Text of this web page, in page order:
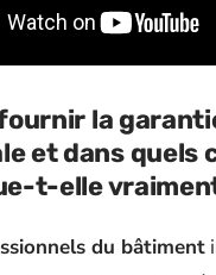
la
et dans quels
t-elle
du bâtiment